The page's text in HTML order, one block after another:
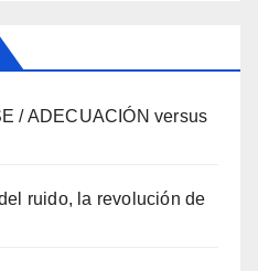
/ ADECUACIÓN versus
ruido, la revolución de